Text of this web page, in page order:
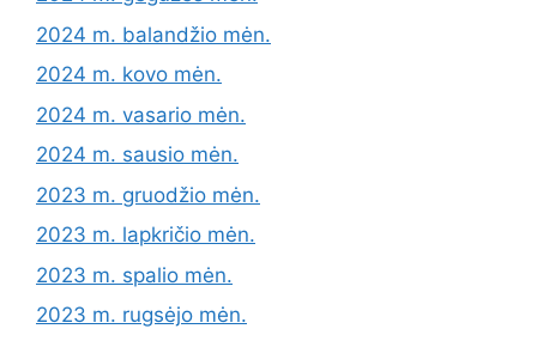
2024 m. balandžio mėn.
2024 m. kovo mėn.
2024 m. vasario mėn.
2024 m. sausio mėn.
2023 m. gruodžio mėn.
2023 m. lapkričio mėn.
2023 m. spalio mėn.
2023 m. rugsėjo mėn.